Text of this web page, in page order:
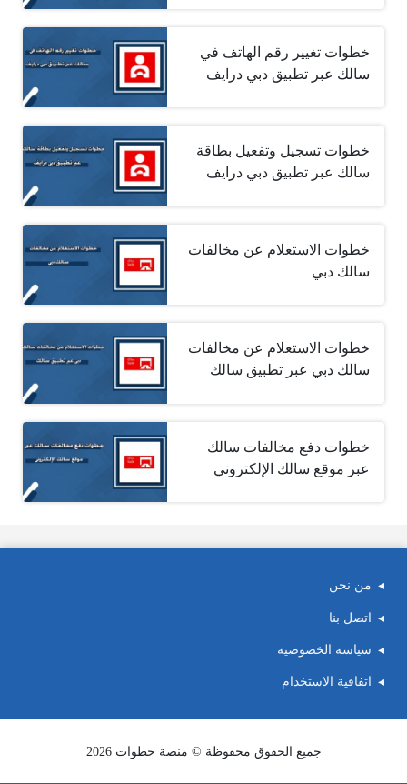
خطوات تغيير رقم الهاتف في
سالك عبر تطبيق دبي درايف
خطوات تسجيل وتفعيل بطاقة
سالك عبر تطبيق دبي درايف
خطوات الاستعلام عن مخالفات
سالك دبي
خطوات الاستعلام عن مخالفات
سالك دبي عبر تطبيق سالك
خطوات دفع مخالفات سالك
عبر موقع سالك الإلكتروني
من نحن
اتصل بنا
سياسة الخصوصية
اتفاقية الاستخدام
جميع الحقوق محفوظة © منصة خطوات 2026